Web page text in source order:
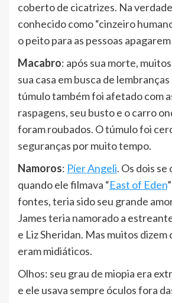
coberto de cicatrizes. Na
conhecido como “cinzeiro
o peito para as pessoas
Macabro: após sua morte,
sua casa em busca de
túmulo também foi afetado com
raspagens, seu busto e o carro
foram roubados. O túmulo foi
seguranças por muito tempo.
Namoros: Píer Angeli. Os dois
quando ele filmava “East of Eden
fontes, teria sido seu grande
James teria namorado a
e Liz Sheridan. Mas muitos dizem
eram midiáticos.
Olhos: seu grau de miopia era
e ele usava sempre óculos fora